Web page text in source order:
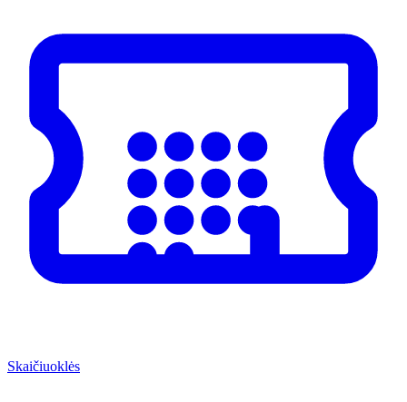
Skaičiuoklės